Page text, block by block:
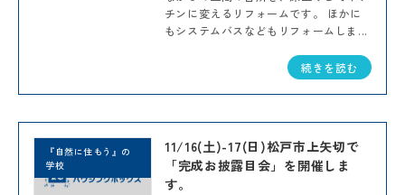
チンに変えるリフォームです。 ほかに
もシステムバスなどもリフォームしま...
続きを読む
『自然に住もう』の
学校
11/16(土)-17(日)松戸市上矢切で
「完成お披露目会」を開催しま
す。